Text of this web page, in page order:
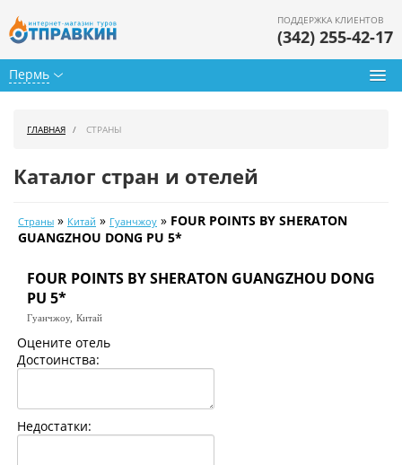
Пермь
ПОДДЕРЖКА КЛИЕНТОВ
(342) 255-42-17
Календарь туров
Страны
Как купить
Контакты
ГЛАВНАЯ СТРАНЫ
Каталог стран и отелей
Страны » Китай » Гуанчжоу » FOUR POINTS BY SHERATON
GUANGZHOU DONG PU 5*
FOUR POINTS BY SHERATON GUANGZHOU DONG
PU 5*
Гуанчжоу, Китай
Оцените отель
Достоинства:
Недостатки: